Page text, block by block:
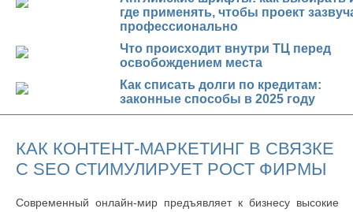
где применять, чтобы проект
профессионально
Что происходит внутри ТЦ перед
освобождением места
Как списать долги по кредитам:
законные способы в 2025 году
КАК КОНТЕНТ-МАРКЕТИНГ В СВЯЗКЕ
С SEO СТИМУЛИРУЕТ РОСТ ФИРМЫ
Современный онлайн-мир предъявляет к бизнесу высокие